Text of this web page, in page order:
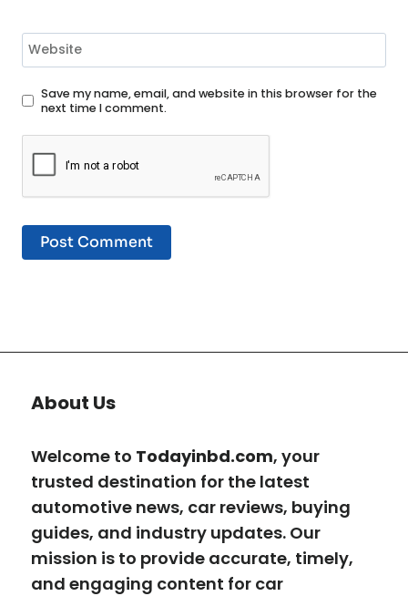
Website
Save my name, email, and website in this browser for the
next time I comment.
About Us
Welcome to Todayinbd.com, your
trusted destination for the latest
automotive news, car reviews, buying
guides, and industry updates. Our
mission is to provide accurate, timely,
and engaging content for car